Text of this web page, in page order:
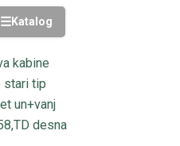
☰Katalog